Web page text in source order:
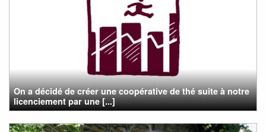
On a décidé de créer une coopérative de thé suite à notre
licenciement par une [...]